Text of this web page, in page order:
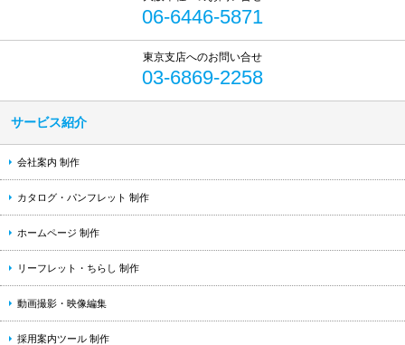
06-6446-5871
03-6869-2258
サービス紹介
会社案内 制作
カタログ・パンフレット 制作
ホームページ 制作
リーフレット・ちらし 制作
動画撮影・映像編集
採用案内ツール 制作